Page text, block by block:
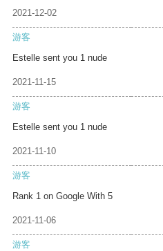
2021-12-02
游客
Estelle sent you 1 nude
2021-11-15
游客
Estelle sent you 1 nude
2021-11-10
游客
Rank 1 on Google With 5
2021-11-06
游客